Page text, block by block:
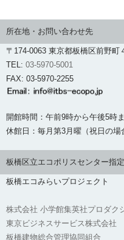
所在地・お問い合わせ先
〒174-0063 東京都板橋区前野町
TEL: 03-5970-5001
FAX: 03-5970-2255
開館時間：午前9時から午後5時
休館日：毎月第3月曜（祝日の
板橋区立エコポリスセンター指
板橋エコみらいプロジェクト
株式会社 小学館集英社プロダク
東京ビジネスサービス株式会社
板橋建物総合管理協同組合